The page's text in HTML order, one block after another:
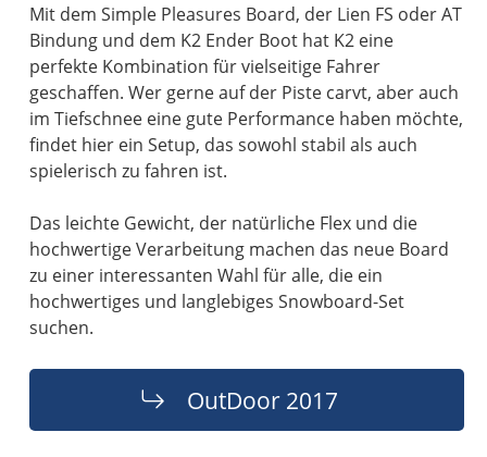
Mit dem Simple Pleasures Board, der Lien FS oder AT
Bindung und dem K2 Ender Boot hat K2 eine
perfekte Kombination für vielseitige Fahrer
geschaffen. Wer gerne auf der Piste carvt, aber auch
im Tiefschnee eine gute Performance haben möchte,
findet hier ein Setup, das sowohl stabil als auch
spielerisch zu fahren ist.
Das leichte Gewicht, der natürliche Flex und die
hochwertige Verarbeitung machen das neue Board
zu einer interessanten Wahl für alle, die ein
hochwertiges und langlebiges Snowboard-Set
OutDoor 2017